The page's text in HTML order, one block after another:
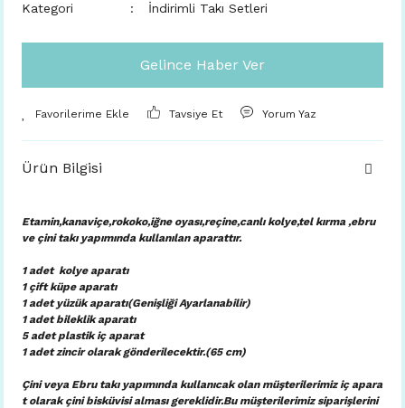
Kategori İndirimli Takı Setleri
Gelince Haber Ver
Tavsiye Et Yorum Yaz
Ürün Bilgisi
Etamin,kanaviçe,rokoko,iğne oyası,reçine,canlı kolye,tel kırma ,ebru
ve çini takı yapımında kullanılan aparattır.
1 adet kolye aparatı
1 çift küpe aparatı
1 adet yüzük aparatı(Genişliği Ayarlanabilir)
1 adet bileklik aparatı
5 adet plastik iç aparat
1 adet zincir olarak gönderilecektir.(65 cm)
Çini veya Ebru takı yapımında kullanıcak olan müşterilerimiz iç apara
t olarak çini bisküvisi alması gereklidir.Bu müşterilerimiz siparişlerini